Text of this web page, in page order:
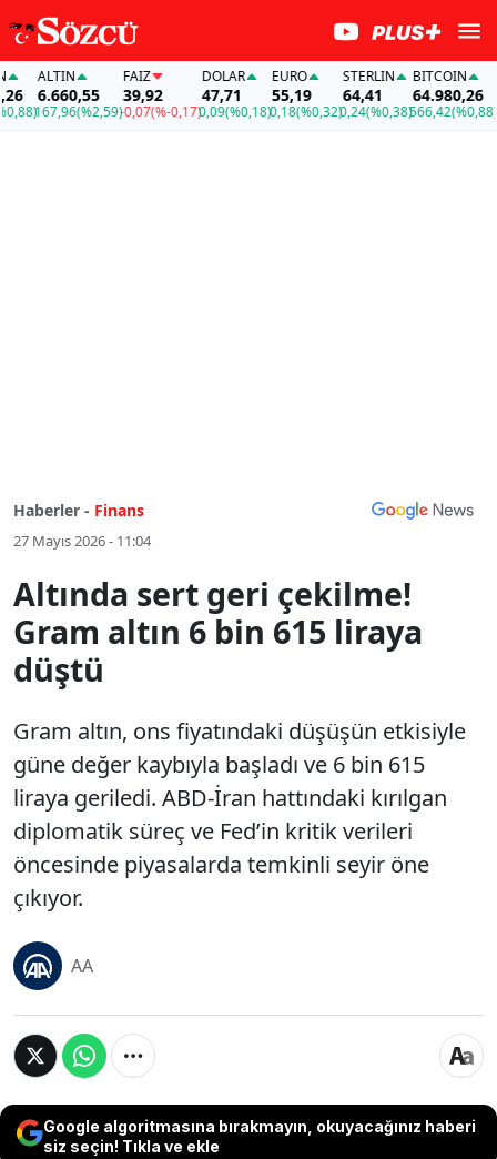
ALTIN
6.660,55
167,96(%2,59)
FAİZ
39,92
-0,07(%-0,17)
DOLAR
47,71
0,09(%0,18)
EURO
55,19
0,18(%0,32)
STERLIN
64,41
0,24(%0,38)
BITCOIN
64.980,26
566,42(%0,88)
Haberler - Finans
27 Mayıs 2026 - 11:04
Altında sert geri çekilme!
Gram altın 6 bin 615 liraya
düştü
Gram altın, ons fiyatındaki düşüşün etkisiyle
güne değer kaybıyla başladı ve 6 bin 615
liraya geriledi. ABD-İran hattındaki kırılgan
diplomatik süreç ve Fed’in kritik verileri
öncesinde piyasalarda temkinli seyir öne
çıkıyor.
AA
Google algoritmasına bırakmayın, okuyacağınız haberi
siz seçin! Tıkla ve ekle